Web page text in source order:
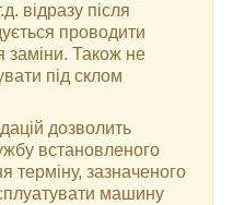
відразу після
проводити
заміни. Також не
під склом
дозволить
встановленого
терміну, зазначеного
машину